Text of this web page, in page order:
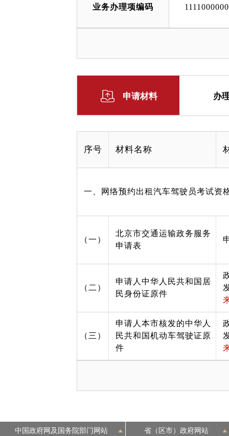
业务办理项编码
申请材料 办
序号 材料名称
一、网络预约出租汽车驾驶员考试资
（一）
北京市交通运输政务服务
申请表
（二）
申请人中华人民共和国居
民身份证原件
（三）
申请人本市核发的中华人
民共和国机动车驾驶证原
件
中国政府网及国务院部门网站 省（区市）政府网站